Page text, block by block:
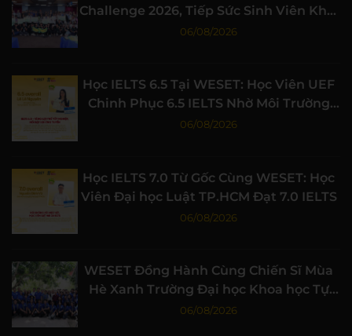
Challenge 2026, Tiếp Sức Sinh Viên Khởi
Nghiệp
06/08/2026
Học IELTS 6.5 Tại WESET: Học Viên UEF
Chinh Phục 6.5 IELTS Nhờ Môi Trường
Học Tập Chất Lượng
06/08/2026
Học IELTS 7.0 Từ Gốc Cùng WESET: Học
Viên Đại học Luật TP.HCM Đạt 7.0 IELTS
06/08/2026
WESET Đồng Hành Cùng Chiến Sĩ Mùa
Hè Xanh Trường Đại học Khoa học Tự
nhiên, ĐHQG-HCM
06/08/2026